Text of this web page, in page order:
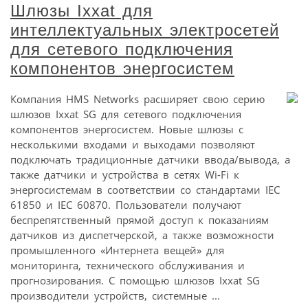
Шлюзы Ixxat для
интеллектуальных электросетей
для сетевого подключения
компонентов энергосистем
Компания HMS Networks расширяет свою серию
шлюзов Ixxat SG для сетевого подключения
компонентов энергосистем. Новые шлюзы с
несколькими входами и выходами позволяют
подключать традиционные датчики ввода/вывода, а
также датчики и устройства в сетях Wi-Fi к
энергосистемам в соответствии со стандартами IEC
61850 и IEC 60870. Пользователи получают
беспрепятственный прямой доступ к показаниям
датчиков из диспетчерской, а также возможности
промышленного «Интернета вещей» для
мониторинга, технического обслуживания и
прогнозирования. С помощью шлюзов Ixxat SG
производители устройств, системные ...